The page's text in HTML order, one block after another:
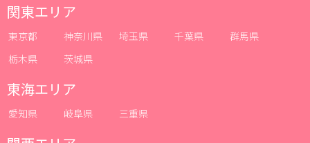
関東エリア
東京都 神奈川県 埼玉県 千葉県
群馬県
栃木県
茨城県
東海エリア
愛知県 岐阜県 三重県